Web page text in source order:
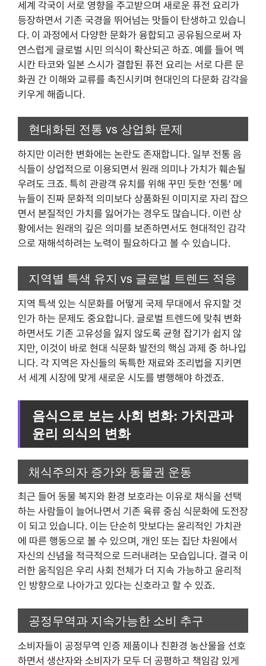
세계 각국이 서로 영향을 주고받으며 새로운 퓨전 요리가
등장하면서 기존 국경을 뛰어넘는 맛들이 탄생하고 있습니
다. 이 과정에서 다양한 문화가 융합되고 공유됨으로써 자
연스럽게 글로벌 시민 의식이 확산되곤 하죠. 예를 들어 멕
시칸 타코와 일본 스시가 결합된 퓨전 요리는 서로 다른 문
화권 간 이해와 교류를 촉진시키며 현대인의 다문화 감각을
키우게 해줍니다.
현대화된 전통 vs 상업화 문제
하지만 이러한 변화에는 논란도 존재합니다. 일부 전통 음
식들이 상업적으로 이용되면서 원래 의미나 가치가 훼손될
우려도 크죠. 특히 관광객 유치를 위해 꾸민 듯한 ‘전통’ 메
뉴들이 진짜 문화적 의미보다 상품화된 이미지로 자리 잡으
면서 본질적인 가치를 잃어가는 경우도 많습니다. 이런 상
황에서는 원래의 깊은 의미를 보존하면서도 현대적인 감각
으로 재해석하려는 노력이 필요하다고 볼 수 있습니다.
지역별 특색 유지 vs 글로벌 트렌드 적응
지역 특색 있는 식문화를 어떻게 국제 무대에서 유지할 것
인가 하는 문제도 중요합니다. 글로벌 트렌드에 맞춰 변화
하면서도 기존 고유성을 잃지 않도록 균형 잡기가 쉽지 않
지만, 이것이 바로 현대 식문화 발전의 핵심 과제 중 하나입
니다. 각 지역은 자신들의 독특한 재료와 조리법을 지키면
서 세계 시장에 맞게 새로운 시도를 병행해야 하겠죠.
음식으로 보는 사회 변화: 가치관과
윤리 의식의 변화
채식주의자 증가와 동물권 운동
최근 들어 동물 복지와 환경 보호라는 이유로 채식을 선택
하는 사람들이 늘어나면서 기존 육류 중심 식문화에 도전장
이 되고 있습니다. 이는 단순히 맛보다는 윤리적인 가치관
에 따른 행동으로 볼 수 있으며, 개인 또는 집단 차원에서
자신의 신념을 적극적으로 드러내려는 모습입니다. 결국 이
러한 움직임은 우리 사회 전체가 더 지속 가능하고 윤리적
인 방향으로 나아가고 있다는 신호라고 할 수 있죠.
공정무역과 지속가능한 소비 추구
소비자들이 공정무역 인증 제품이나 친환경 농산물을 선호
하면서 생산자와 소비자가 모두 더 공평하고 책임감 있게